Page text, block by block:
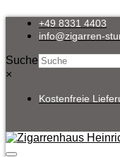
Inhalt
springen
+49 8331 4403
info@zigarren-
Suche
×
Kostenfreie